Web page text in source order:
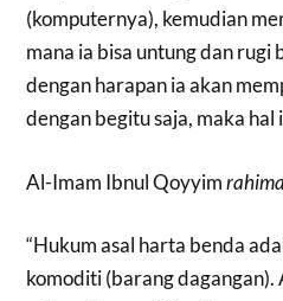
(komputernya), kemudian
mana ia bisa untung dan
dengan harapan ia akan
dengan begitu saja, maka
Al-Imam Ibnul Qoyyim
“Hukum asal harta benda
komoditi (barang